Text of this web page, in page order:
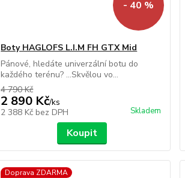
- 40 %
Boty HAGLOFS L.I.M FH GTX Mid
Pánové, hledáte univerzální botu do
každého terénu? ...Skvělou vo...
4 790 Kč
2 890 Kč/ks
2 388 Kč bez DPH Skladem
Koupit
Doprava ZDARMA